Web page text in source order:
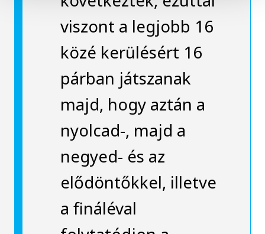
viszont a legjobb 16
közé kerülésért 16
párban játszanak
majd, hogy aztán a
nyolcad-, majd a
negyed- és az
elődöntőkkel, illetve
a fináléval